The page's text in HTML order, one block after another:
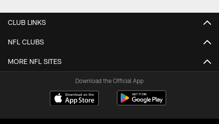
CLUB LINKS
NFL CLUBS
MORE NFL SITES
Download the Official App